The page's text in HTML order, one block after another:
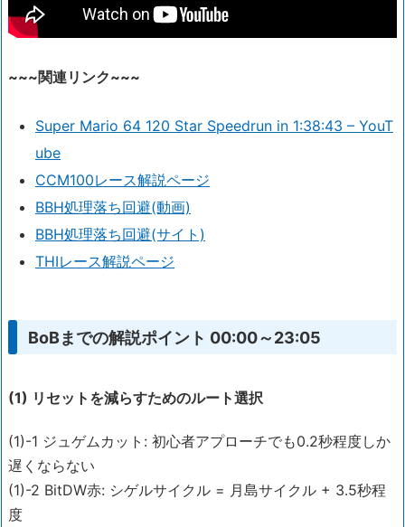
~~~関連リンク~~~
Super Mario 64 120 Star Speedrun in 1:38:43 – YouT
ube
CCM100レース解説ページ
BBH処理落ち回避(動画)
BBH処理落ち回避(サイト)
THIレース解説ページ
BoBまでの解説ポイント 00:00～23:05
(1) リセットを減らすためのルート選択
(1)-1 ジュゲムカット: 初心者アプローチでも0.2秒程度しか
遅くならない
(1)-2 BitDW赤: シゲルサイクル = 月島サイクル + 3.5秒程
度